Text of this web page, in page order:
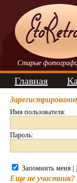
Старые
Главная
Имя пользователя:
Пароль:
Запомнить меня |
Еще не участник?